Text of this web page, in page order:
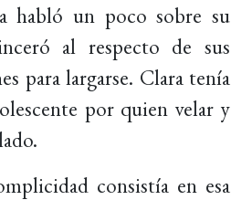
habló un poco sobre su
al respecto de sus
para largarse. Clara tenía
por quien velar y
consistía en esa